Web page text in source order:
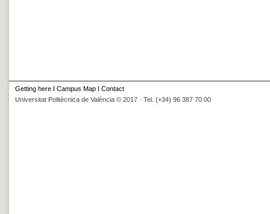
Getting here I Campus Map I Contact
Universitat Politècnica de València © 2017 · Tel. (+34) 96 387 70 00